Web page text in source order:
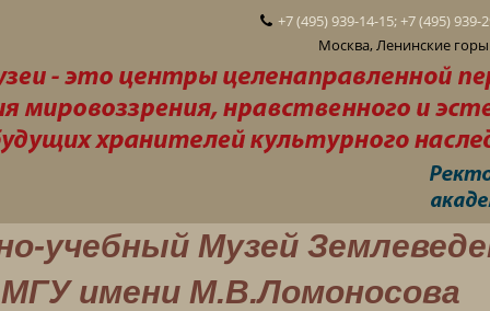
+7 (495) 939-14-15; +7 (495) 939-
Москва, Ленинские
учебный Музей
МГУ имени М.В.Ломоносова